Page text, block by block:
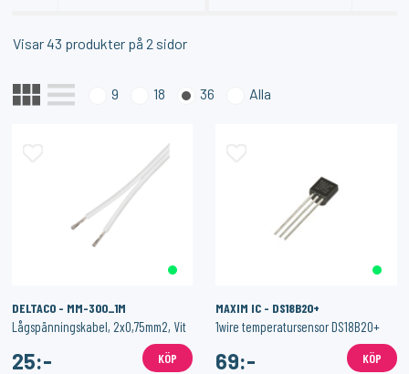
SONOFF
159:- KÖP
Visar43 produkter på2 sidor
9 18 36 Alla
DELTACO - MM-300_1M
Lågspänningskabel, 2x0,75mm2, Vit
25:- KÖP
MAXIM IC - DS18B20+
1wire temperatursensor DS18B20+
69:- KÖP